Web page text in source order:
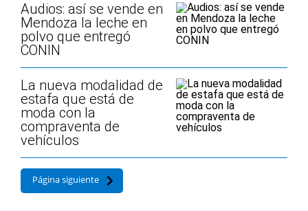
Audios: así se vende en
Mendoza la leche en
polvo que entregó
CONIN
La nueva modalidad de
estafa que está de
moda con la
compraventa de
vehículos
Página siguiente